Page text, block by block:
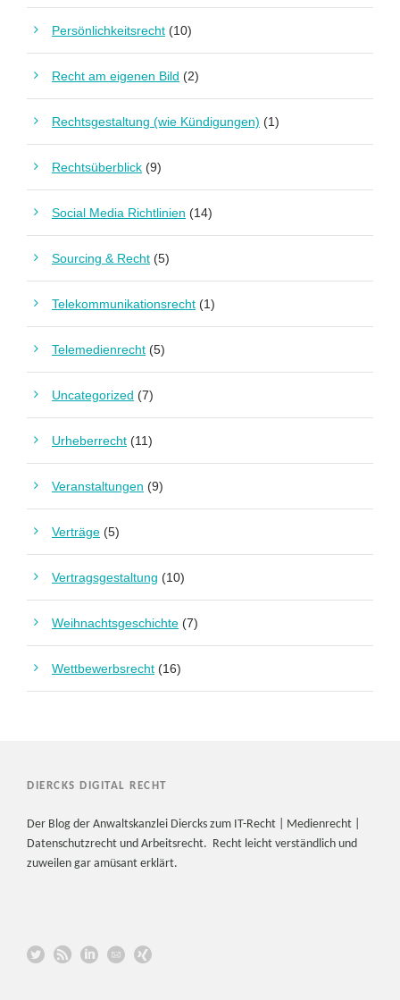
Persönlichkeitsrecht (10)
Recht am eigenen Bild (2)
Rechtsgestaltung (wie Kündigungen) (1)
Rechtsüberblick (9)
Social Media Richtlinien (14)
Sourcing & Recht (5)
Telekommunikationsrecht (1)
Telemedienrecht (5)
Uncategorized (7)
Urheberrecht (11)
Veranstaltungen (9)
Verträge (5)
Vertragsgestaltung (10)
Weihnachtsgeschichte (7)
Wettbewerbsrecht (16)
DIERCKS DIGITAL RECHT
Der Blog der Anwaltskanzlei Diercks zum IT-Recht | Medienrecht |
Datenschutzrecht und Arbeitsrecht. Recht leicht verständlich und
zuweilen gar amüsant erklärt.